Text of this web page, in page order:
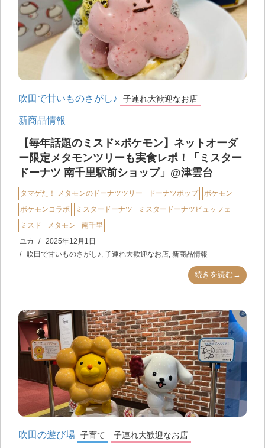
吹田で甘いものさがし♪ 子連れ大歓迎なお店
新商品情報
【毎年話題のミスド×ポケモン】ネットオーダ
ー限定メタモンツリーも実食レポ！「ミスター
ドーナツ 南千里駅前ショップ」@津雲台
タマゲた！ メタモンのドーナツツリー ドーナツポップ
ポケモン
ポケモンコラボ
ミスタードーナツ
ミスタードーナツビュッフェ
ミスド
メタモン
南千里
ユカ
2025年12月1日
吹田で甘いものさがし♪ 子連れ大歓迎なお店 新商品情報
続きを読む→
吹田の遊び場 子育て 子連れ大歓迎なお店